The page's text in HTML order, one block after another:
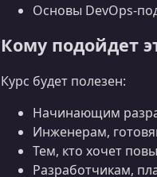
Основы
Кому подойдет
Курс будет полезен:
Начинающим
Инженерам,
Тем, кто хочет
Разработчикам,